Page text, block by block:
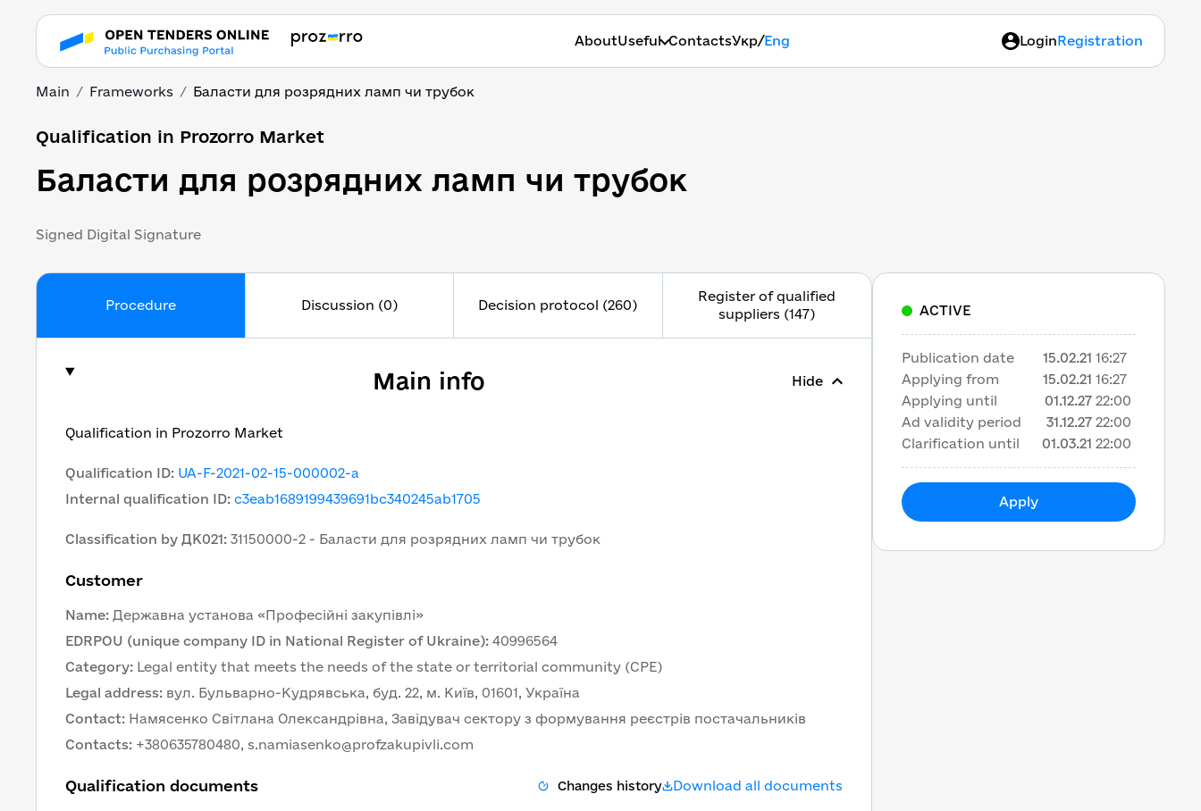
AboutUseful ContactsУкр/Eng LoginRegistration
Main Frameworks Баласти для розрядних ламп чи трубок
Qualification in Prozorro Market
Баласти для розрядних ламп чи трубок
Signed Digital Signature
Procedure Discussion (0) Decision protocol (260)
Register of qualified
suppliers (147)
Main info Hide
Qualification in Prozorro Market
Qualification ID: UA-F-2021-02-15-000002-a
Internal qualification ID: c3eab1689199439691bc340245ab1705
Classification by ДК021: 31150000-2 - Баласти для розрядних ламп чи трубок
Customer
Name: Державна установа «Професійні закупівлі»
EDRPOU (unique company ID in National Register of Ukraine): 40996564
Category: Legal entity that meets the needs of the state or territorial community (CPE)
Legal address: вул. Бульварно-Кудрявська, буд. 22, м. Київ, 01601, Україна
Contact: Намясенко Світлана Олександрівна, Завідувач сектору з формування реєстрів постачальників
Contacts: +380635780480, s.namiasenko@profzakupivli.com
Qualification documents Changes history Download all documents
ACTIVE
Publication date 15.02.21 16:27
Applying from
15.02.21 16:27
Applying until
01.12.27 22:00
Ad validity period
31.12.27 22:00
Clarification until
01.03.21 22:00
Apply